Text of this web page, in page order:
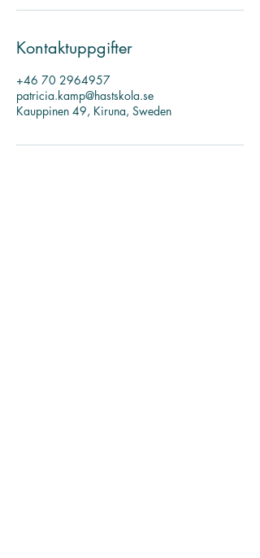
Kontaktuppgifter
+46 70 2964957
patricia.kamp@hastskola.se
Kauppinen 49, Kiruna, Sweden